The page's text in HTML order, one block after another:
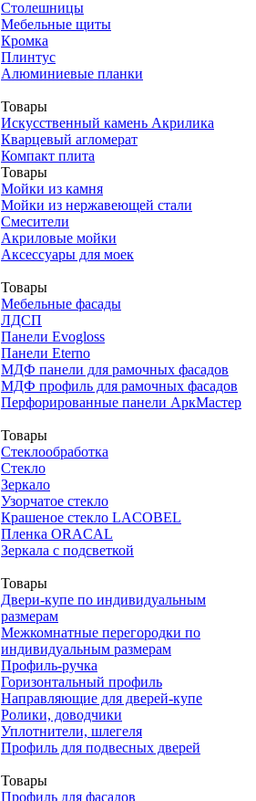
Столешницы
Мебельные щиты
Кромка
Плинтус
Алюминиевые планки
Товары
Искусственный камень Акрилика
Кварцевый агломерат
Компакт плита
Товары
Мойки из камня
Мойки из нержавеющей стали
Смесители
Акриловые мойки
Аксессуары для моек
Товары
Мебельные фасады
ЛДСП
Панели Evogloss
Панели Eterno
МДФ панели для рамочных фасадов
МДФ профиль для рамочных фасадов
Перфорированные панели АркМастер
Товары
Стеклообработка
Стекло
Зеркало
Узорчатое стекло
Крашеное стекло LACOBEL
Пленка ORACAL
Зеркала с подсветкой
Товары
Двери-купе по индивидуальным
размерам
Межкомнатные перегородки по
индивидуальным размерам
Профиль-ручка
Горизонтальный профиль
Направляющие для дверей-купе
Ролики, доводчики
Уплотнители, шлегеля
Профиль для подвесных дверей
Товары
Профиль для фасадов